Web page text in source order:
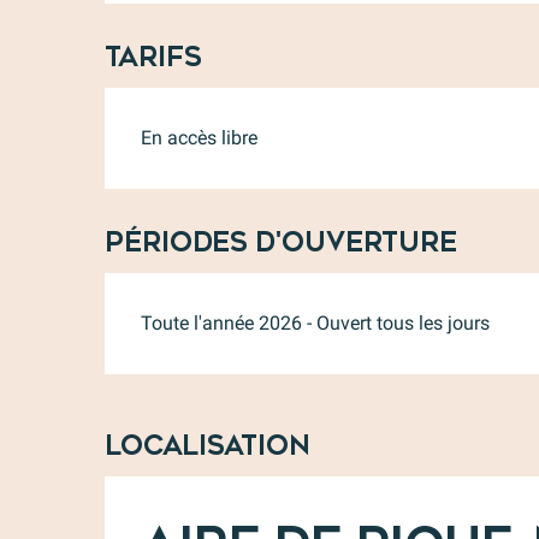
Tarifs
En accès libre
Périodes d'ouverture
Toute l'année 2026 - Ouvert tous les jours
Localisation